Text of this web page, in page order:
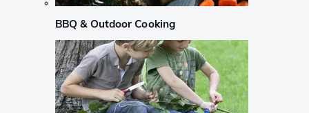
BBQ & Outdoor Cooking